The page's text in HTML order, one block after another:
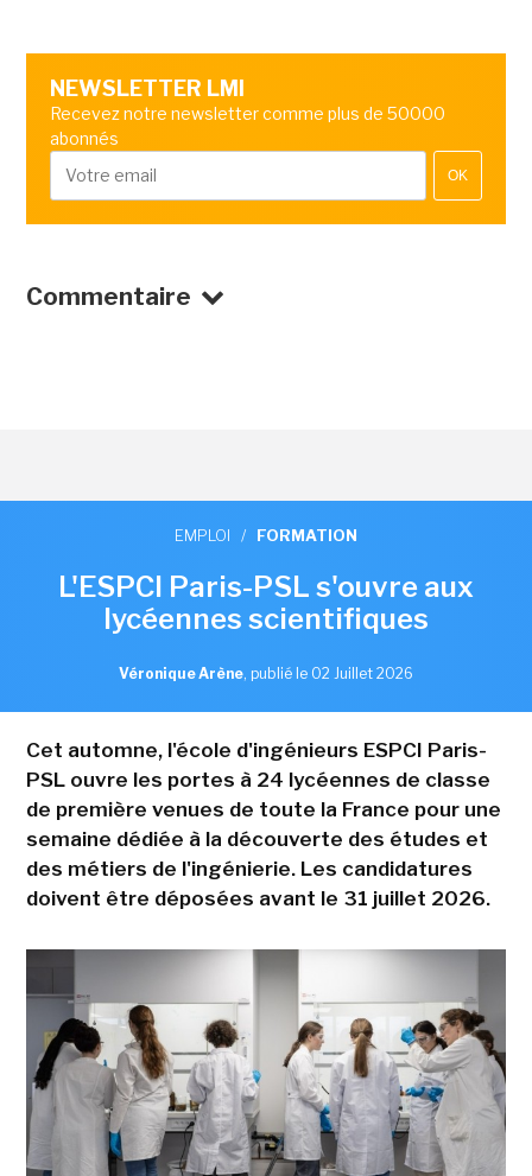
NEWSLETTER LMI
Recevez notre newsletter comme plus de 50000
abonnés
OK
Commentaire
EMPLOI / FORMATION
L'ESPCI Paris-PSL s'ouvre aux
lycéennes scientifiques
Véronique Arène, publié le 02 Juillet 2026
Cet automne, l'école d'ingénieurs ESPCI Paris-
PSL ouvre les portes à 24 lycéennes de classe
de première venues de toute la France pour une
semaine dédiée à la découverte des études et
des métiers de l'ingénierie. Les candidatures
doivent être déposées avant le 31 juillet 2026.